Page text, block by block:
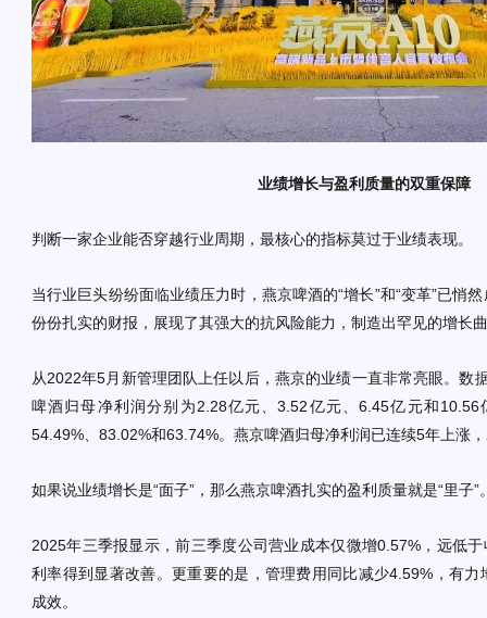
业绩增长与盈利质量的双重保障
判断一家企业能否穿越行业周期，最核心的指标莫过于业绩表现。
当行业巨头纷纷面临业绩压力时，燕京啤酒的“增长”和“变革”已悄
份份扎实的财报，展现了其强大的抗风险能力，制造出罕见的增长
从2022年5月新管理团队上任以后，燕京的业绩一直非常亮眼。数
啤酒归母净利润分别为2.28亿元、3.52亿元、6.45亿元和10.56
54.49%、83.02%和63.74%。燕京啤酒归母净利润已连续5年上涨
如果说业绩增长是“面子”，那么燕京啤酒扎实的盈利质量就是“里子”
2025年三季报显示，前三季度公司营业成本仅微增0.57%，远低
利率得到显著改善。更重要的是，管理费用同比减少4.59%，有
成效。